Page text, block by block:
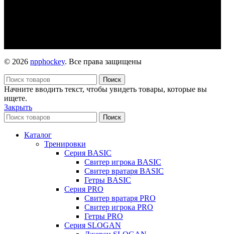
© 2026 npphockey. Все права защищены
Поиск
Начните вводить текст, чтобы увидеть товары, которые вы
ищете.
Закрыть
Поиск
Каталог
Тренировки
Серия BASIC
Свитер игрока BASIC
Свитер вратаря BASIC
Гетры BASIC
Серия PRO
Свитер вратаря PRO
Свитер игрока PRO
Гетры PRO
Серия SLOGAN